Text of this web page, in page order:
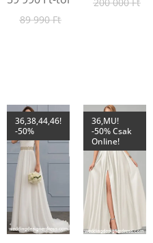
89 990Ft
36,38,44,46!
-50%
36,MU!
-50% Csak
Online!